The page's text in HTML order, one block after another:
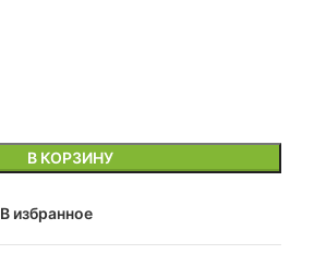
В КОРЗИНУ
В избранное